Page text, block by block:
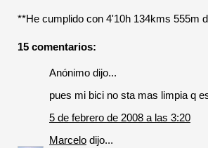
**He cumplido con 4'10h 134kms 555m
15 comentarios:
Anónimo dijo...
pues mi bici no sta mas limpia q
5 de febrero de 2008 a las 3:20
Marcelo dijo...